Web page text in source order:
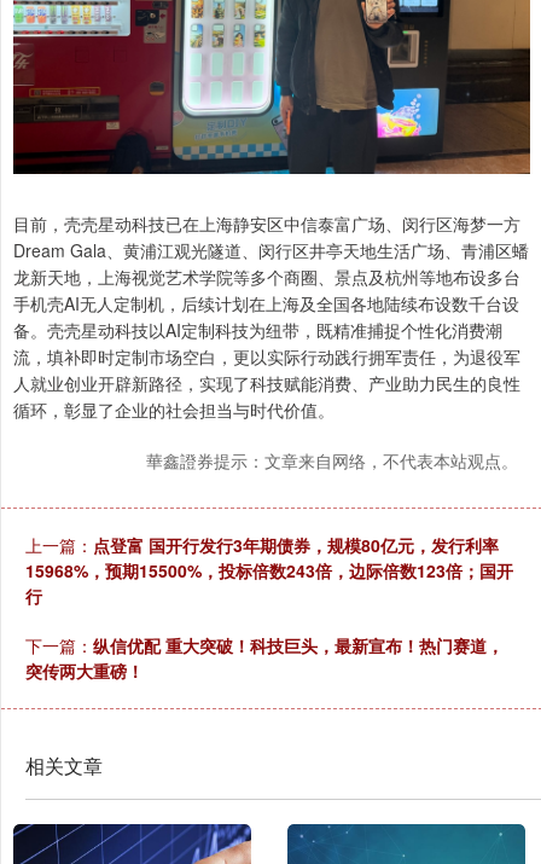
目前，壳壳星动科技已在上海静安区中信泰富广场、闵行区海梦一方
Dream Gala、黄浦江观光隧道、闵行区井亭天地生活广场、青浦区蟠
龙新天地，上海视觉艺术学院等多个商圈、景点及杭州等地布设多台
手机壳AI无人定制机，后续计划在上海及全国各地陆续布设数千台设
备。壳壳星动科技以AI定制科技为纽带，既精准捕捉个性化消费潮
流，填补即时定制市场空白，更以实际行动践行拥军责任，为退役军
人就业创业开辟新路径，实现了科技赋能消费、产业助力民生的良性
循环，彰显了企业的社会担当与时代价值。
華鑫證券提示：文章来自网络，不代表本站观点。
上一篇： 点登富 国开行发行3年期债券，规模80亿元，发行利率
15968%，预期15500%，投标倍数243倍，边际倍数123倍；国开
行
下一篇： 纵信优配 重大突破！科技巨头，最新宣布！热门赛道，
突传两大重磅！
相关文章